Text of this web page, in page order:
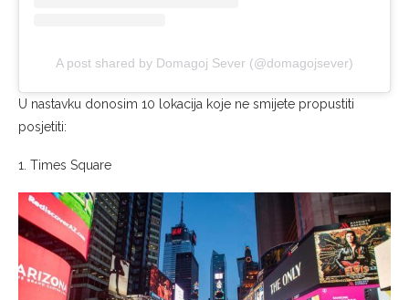
A post shared by Domagoj Sever (@domagojsever)
U nastavku donosim 10 lokacija koje ne smijete propustiti
posjetiti:
1. Times Square